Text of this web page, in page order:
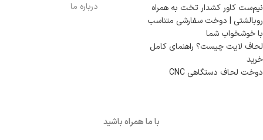
نیم‌ست کاور کشدار تخت به همراه
روبالشتی | دوخت سفارشی متناسب
با خوشخواب شما
لحاف لایت چیست؟ راهنمای کامل
خرید
دوخت لحاف دستگاهی CNC
درباره ما
با ما همراه باشید